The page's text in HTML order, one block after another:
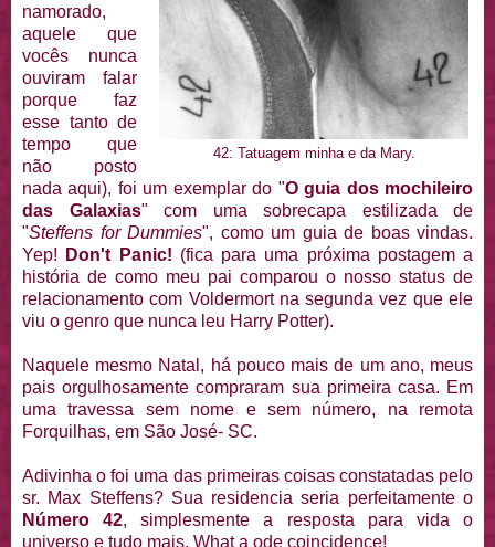
42: Tatuagem minha e da Mary.
namorado,
aquele que
vocês nunca
ouviram falar
porque faz
esse tanto de
tempo que
não posto
nada aqui), foi um exemplar do "O guia dos mochileiro
das Galaxias" com uma sobrecapa estilizada de
"Steffens for Dummies", como um guia de boas vindas.
Yep!
Don't Panic! (fica para uma próxima postagem a
história de como meu pai comparou o nosso status de
relacionamento com Voldermort na segunda vez que ele
viu o genro que nunca leu Harry Potter).
Naquele mesmo Natal, há pouco mais de um ano, meus
pais orgulhosamente compraram sua primeira casa. Em
uma travessa sem nome e sem número, na remota
Forquilhas, em São José- SC.
Adivinha o foi uma das primeiras coisas constatadas pelo
sr. Max Steffens? Sua residencia seria perfeitamente o
Número 42, simplesmente a resposta para vida o
universo e tudo mais. What a ode coincidence!